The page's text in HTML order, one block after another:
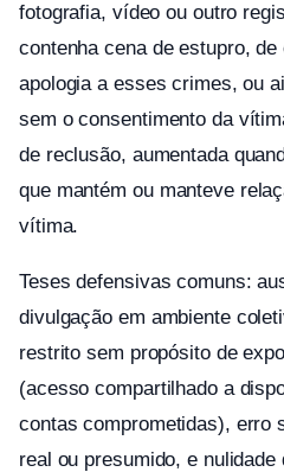
fotografia, vídeo ou outro
contenha cena de estupro,
apologia a esses crimes, ou
sem o consentimento da
de reclusão, aumentada
que mantém ou manteve
vítima.
Teses defensivas comuns:
divulgação em ambiente
restrito sem propósito de
(acesso compartilhado a
contas comprometidas), erro
real ou presumido, e